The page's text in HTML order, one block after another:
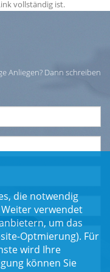
vollständig ist.
Anliegen? Dann schreiben
die notwendig
verwendet
um das
Optmierung). Für
wird Ihre
können Sie